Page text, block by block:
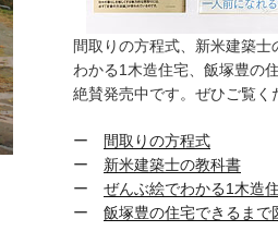
間取りの方程式、新米建築士
わかる1木造住宅、飯塚豊の
絶賛発売中です。ぜひご覧く
ー 間取りの方程式
ー 新米建築士の教科書
ー ぜんぶ絵でわかる1木造
ー 飯塚豊の住宅できるまで